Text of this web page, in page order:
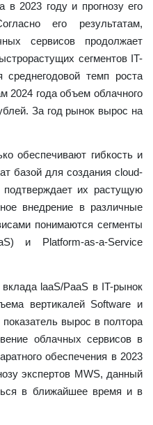
в 2023 году и прогнозу его
его результатам,
сервисов продолжает
сегментов IT-
среднегодовой темп роста
2024 года объем облачного
За год рынок вырос на
обеспечивают гибкость и
базой для создания cloud-
подтверждает их растущую
внедрение в различные
понимаются сегменты
и Platform-as-a-Service
laaS/PaaS в IT-рынок
вертикалей Software и
вырос в полтора
облачных сервисов в
обеспечения в 2023
экспертов MWS, данный
в ближайшее время и в